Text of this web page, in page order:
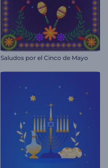
Saludos por el Cinco de Mayo